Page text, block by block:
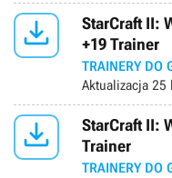

StarCraft II:
+19 Trainer
TRAINERY DO
Aktualizacja 25

StarCraft II:
Trainer
TRAINERY DO